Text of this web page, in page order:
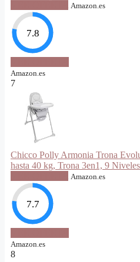
Amazon.es
7.8
Amazon.es
7
Chicco Polly Armonia Trona
hasta 40 kg, Trona 3en1, 9
Amazon.es
7.7
Amazon.es
8